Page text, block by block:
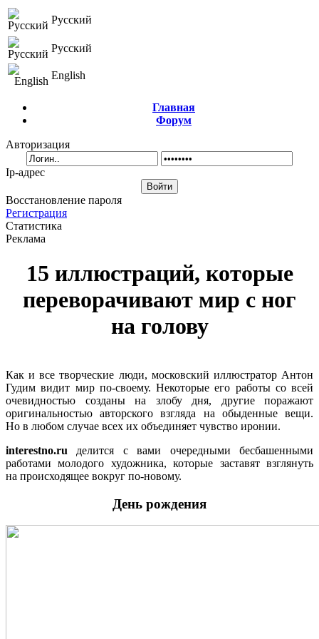
Русский
Русский
English
Главная
Форум
Авторизация
Ip-адрес
Восстановление пароля
Регистрация
Статистика
Реклама
15 иллюстраций, которые
переворачивают мир с ног
на голову
Как и все творческие люди, московский иллюстратор Антон
Гудим видит мир по-своему. Некоторые его работы со всей
очевидностью созданы на злобу дня, другие поражают
оригинальностью авторского взгляда на обыденные вещи.
Но в любом случае всех их объединяет чувство иронии.
interestno.ru делится с вами очередными бесбашенными
работами молодого художника, которые заставят взглянуть
на происходящее вокруг по-новому.
День рождения